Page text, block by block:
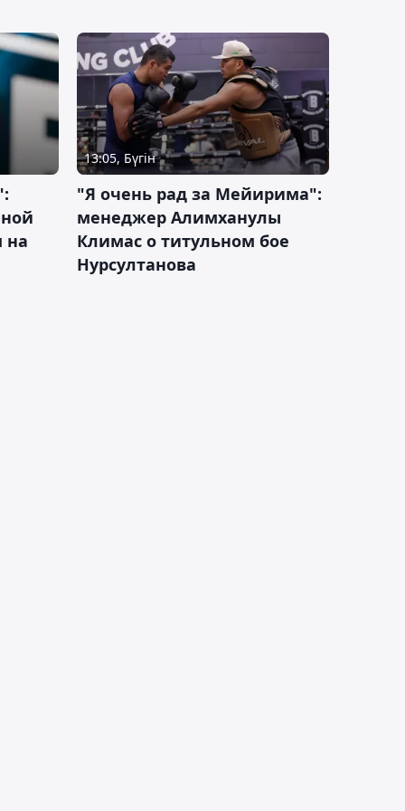
на
13:05, Бүгін
"Я очень рад за Мейирима":
менеджер Алимханулы
Климас о титульном бое
Нурсултанова